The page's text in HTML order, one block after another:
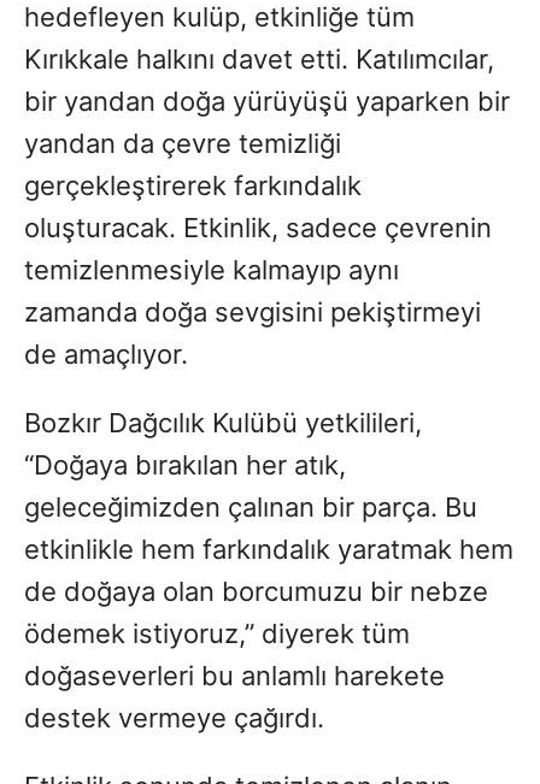
hedefleyen kulüp, etkinliğe tüm
Kırıkkale halkını davet etti. Katılımcılar,
bir yandan doğa yürüyüşü yaparken bir
yandan da çevre temizliği
gerçekleştirerek farkındalık
oluşturacak. Etkinlik, sadece çevrenin
temizlenmesiyle kalmayıp aynı
zamanda doğa sevgisini pekiştirmeyi
de amaçlıyor.
Bozkır Dağcılık Kulübü yetkilileri,
“Doğaya bırakılan her atık,
geleceğimizden çalınan bir parça. Bu
etkinlikle hem farkındalık yaratmak hem
de doğaya olan borcumuzu bir nebze
ödemek istiyoruz,” diyerek tüm
doğaseverleri bu anlamlı harekete
destek vermeye çağırdı.